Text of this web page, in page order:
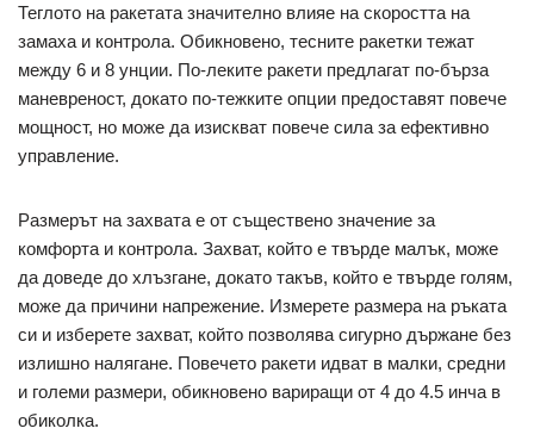
Теглото на ракетата значително влияе на скоростта на
замаха и контрола. Обикновено, тесните ракетки тежат
между 6 и 8 унции. По-леките ракети предлагат по-бърза
маневреност, докато по-тежките опции предоставят повече
мощност, но може да изискват повече сила за ефективно
управление.
Размерът на захвата е от съществено значение за
комфорта и контрола. Захват, който е твърде малък, може
да доведе до хлъзгане, докато такъв, който е твърде голям,
може да причини напрежение. Измерете размера на ръката
си и изберете захват, който позволява сигурно държане без
излишно налягане. Повечето ракети идват в малки, средни
и големи размери, обикновено вариращи от 4 до 4.5 инча в
обиколка.